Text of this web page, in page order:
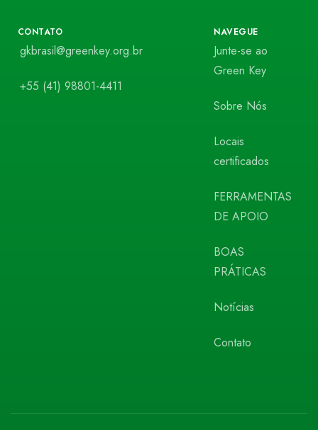
NAVEGUE
Junte-se ao
Green Key
Sobre Nós
Locais
certificados
FERRAMENTAS
DE APOIO
BOAS
PRÁTICAS
Notícias
Contato
CONTATO
gkbrasil@greenkey.org.br
+55 (41) 98801-4411